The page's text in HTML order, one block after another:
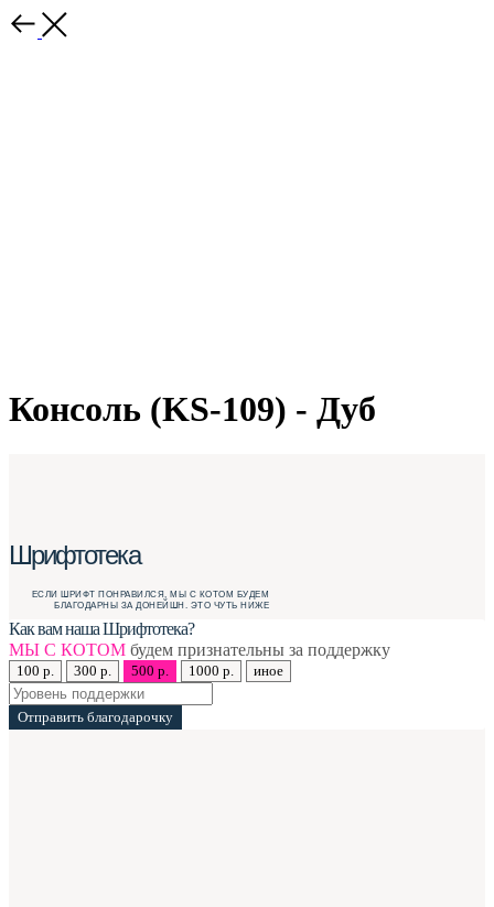
Консоль (KS-109) - Дуб
Шрифтотека
ЕСЛИ ШРИФТ ПОНРАВИЛСЯ, МЫ С КОТОМ БУДЕМ
БЛАГОДАРНЫ ЗА ДОНЕЙШН. ЭТО ЧУТЬ НИЖЕ
Как вам наша Шрифтотека?
МЫ С КОТОМ будем признательны за поддержку
100 р. 300 р. 500 р. 1000 р. иное
Отправить благодарочку